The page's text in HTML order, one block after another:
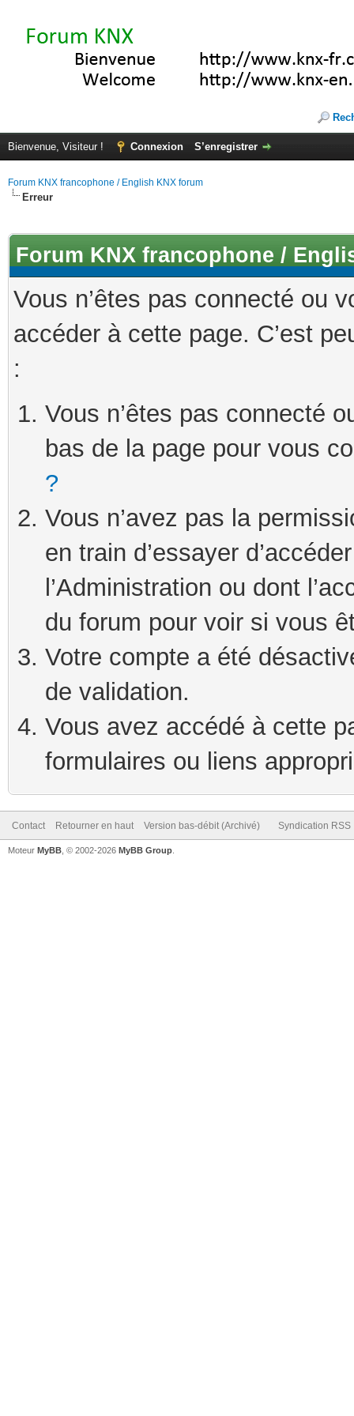
Bienvenue, Visiteur ! Connexion S’enregistrer
Forum KNX francophone / English KNX forum
Erreur
Forum KNX francophone /
Vous n’êtes pas connecté ou
accéder à cette page. C’est
:
Vous n’êtes pas connecté
bas de la page pour vous
?
Vous n’avez pas la
en train d’essayer
l’Administration ou dont
du forum pour voir si vous
Votre compte a été
de validation.
Vous avez accédé à cette
formulaires ou liens
Contact Retourner en haut Version bas-débit (Archivé) Syndication RSS
Moteur MyBB , © 2002-2026 MyBB Group